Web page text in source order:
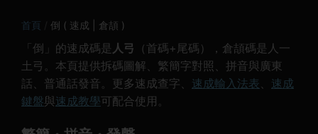
首頁 倒 ( 速成 | 倉頡 )
「倒」的速成碼是 人弓 （首碼+尾碼），倉頡碼是人一
土弓。本頁提供拆碼圖解、繁簡字對照、拼音與廣東
話、普通話發音。更多速成查字、 速成輸入法表、 速成
鍵盤與速成教學可配合使用。